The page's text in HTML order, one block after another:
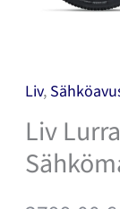
Liv,
Liv